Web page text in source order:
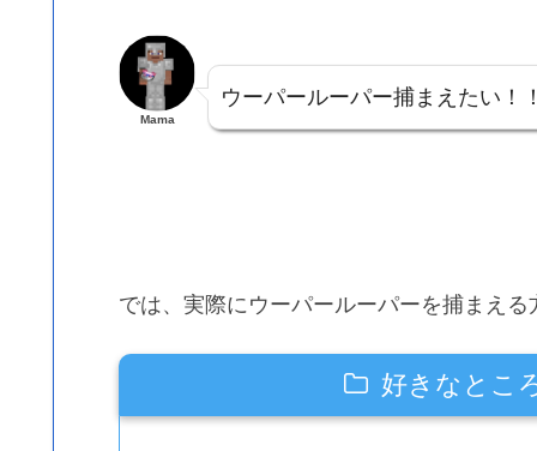
Mama
ウーパールーパー捕まえたい！
では、実際にウーパールーパーを捕まえ
好きなとこ